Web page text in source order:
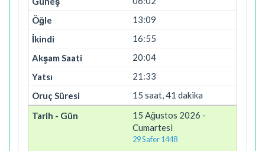
13:09
16:55
20:04
21:33
15 saat, 41 dakika
15 Ağustos 2026 -
Cumartesi
29 Safer 1448